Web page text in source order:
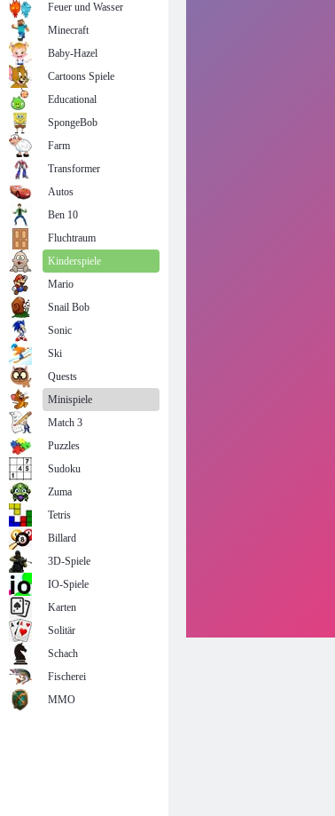
Feuer und Wasser
Minecraft
Baby-Hazel
Cartoons Spiele
Educational
SpongeBob
Farm
Transformer
Autos
Ben 10
Fluchtraum
Kinderspiele
Mario
Snail Bob
Sonic
Ski
Quests
Minispiele
Match 3
Puzzles
Sudoku
Zuma
Tetris
Billard
3D-Spiele
IO-Spiele
Karten
Solitär
Schach
Fischerei
MMO